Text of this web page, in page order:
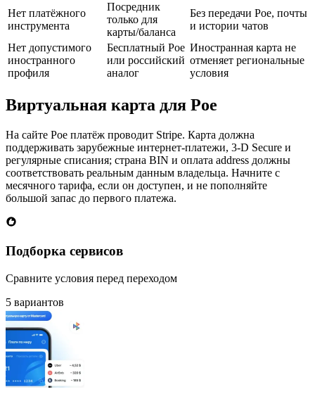
Нет платёжного
инструмента
Посредник
только для
карты/баланса
Без передачи Poe, почты
и истории чатов
Нет допустимого
иностранного
профиля
Бесплатный Poe
или российский
аналог
Иностранная карта не
отменяет региональные
условия
Виртуальная карта для Poe
На сайте Poe платёж проводит Stripe. Карта должна
поддерживать зарубежные интернет-платежи, 3-D Secure и
регулярные списания; страна BIN и оплата address должны
соответствовать реальным данным владельца. Начните с
месячного тарифа, если он доступен, и не пополняйте
большой запас до первого платежа.
Подборка сервисов
Сравните условия перед переходом
5 вариантов